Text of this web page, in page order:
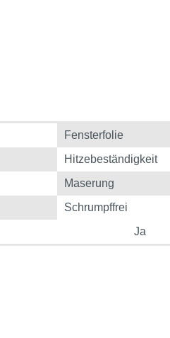
Fensterfolie
Hitzebeständigkeit
Maserung
Schrumpffrei
Ja